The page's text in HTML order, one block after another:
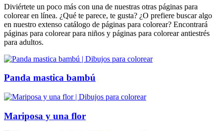
Diviértete un poco más con una de nuestras otras páginas para
colorear en línea. ¿Qué te parece, te gusta? ¿O prefiere buscar algo
en nuestro extenso catálogo de páginas para colorear? Encontrará
páginas para colorear para niños y páginas para colorear antiestrés
para adultos.
Panda mastica bambú
Mariposa y una flor